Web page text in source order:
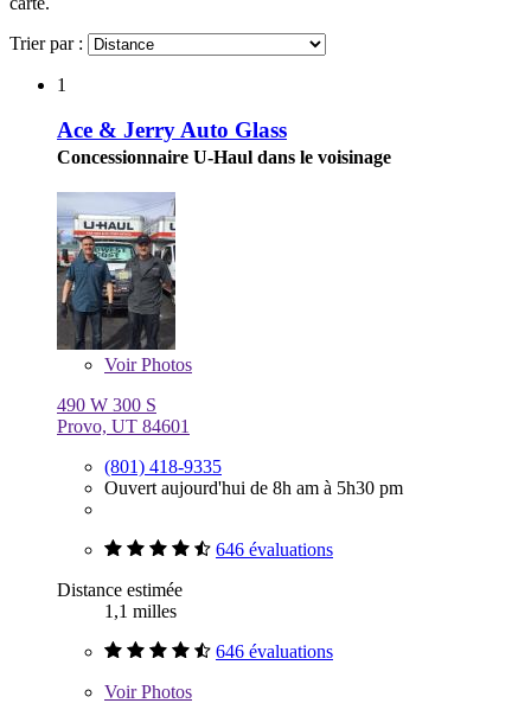
Trier par :
1
Ace & Jerry Auto Glass
Concessionnaire U-Haul dans le voisinage
VoirPhotos
490 W 300 S
Provo, UT 84601
(801) 418-9335
Ouvert aujourd'hui de 8h am à 5h30 pm
646 évaluations
Distance estimée
1,1 milles
646 évaluations
VoirPhotos